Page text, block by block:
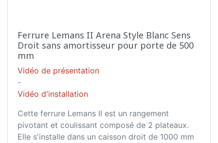
Ferrure Lemans II Arena Style Blanc Sens
Droit sans amortisseur pour porte de 500
mm
Vidéo de présentation
-
Vidéo d'installation
Cette ferrure Lemans II est un rangement
pivotant et coulissant composé de 2 plateaux.
Elle s'installe dans un caisson droit de 1000 mm